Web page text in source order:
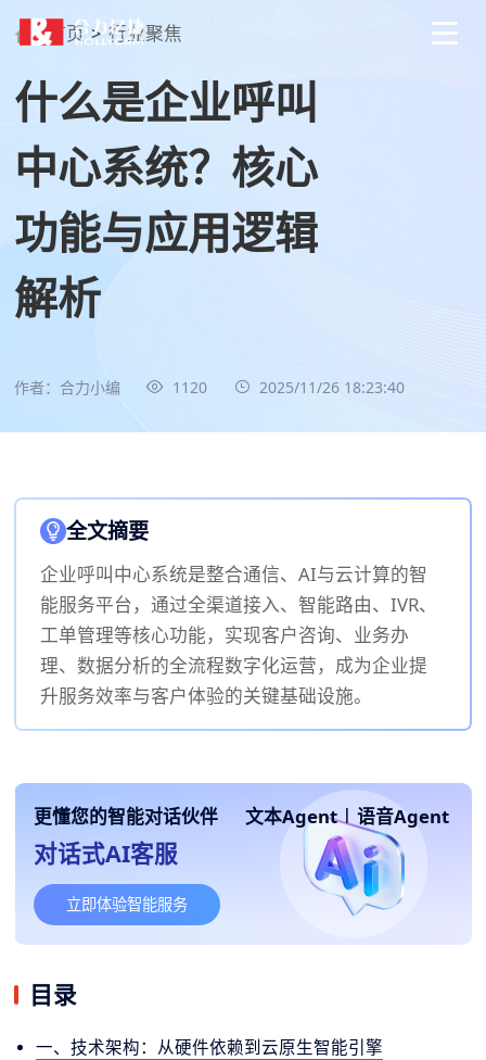
首页 > 行业聚焦
什么是企业呼叫
中心系统？核心
功能与应用逻辑
解析
作者：合力小编 1120 2025/11/26 18:23:40
全文摘要
企业呼叫中心系统是整合通信、AI与云计算的智
能服务平台，通过全渠道接入、智能路由、IVR、
工单管理等核心功能，实现客户咨询、业务办
理、数据分析的全流程数字化运营，成为企业提
升服务效率与客户体验的关键基础设施。
更懂您的智能对话伙伴 文本Agent | 语音Agent
对话式AI客服
立即体验智能服务
目录
一、技术架构：从硬件依赖到云原生智能引擎